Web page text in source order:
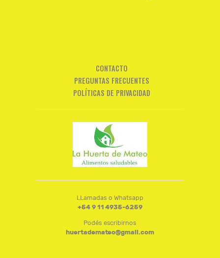
CONTACTO
PREGUNTAS FRECUENTES
POLÍTICAS DE PRIVACIDAD
LLamadas o Whatsapp
+54 9 11 4935-6259
Podés escribirnos
huertademateo@gmail.com